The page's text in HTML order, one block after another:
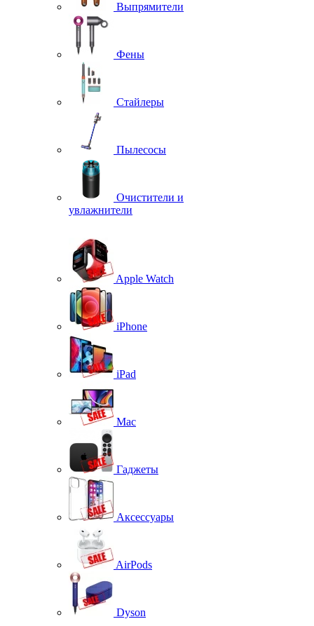
Выпрямители
Фены
Стайлеры
Пылесосы
Очистители и
увлажнители
Apple Watch
iPhone
iPad
Mac
Гаджеты
Аксессуары
AirPods
Dyson